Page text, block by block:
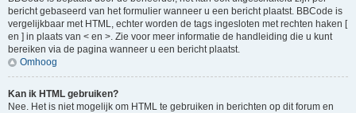
bericht gebaseerd van het formulier wanneer u een bericht plaatst. BBCode is
vergelijkbaar met HTML, echter worden de tags ingesloten met rechten haken [
en ] in plaats van < en >. Zie voor meer informatie de handleiding die u kunt
bereiken via de pagina wanneer u een bericht plaatst.
Omhoog
Kan ik HTML gebruiken?
Nee. Het is niet mogelijk om HTML te gebruiken in berichten op dit forum en